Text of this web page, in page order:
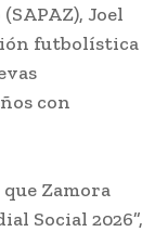
Joel
futbolística
con
Zamora
Social 2026”,